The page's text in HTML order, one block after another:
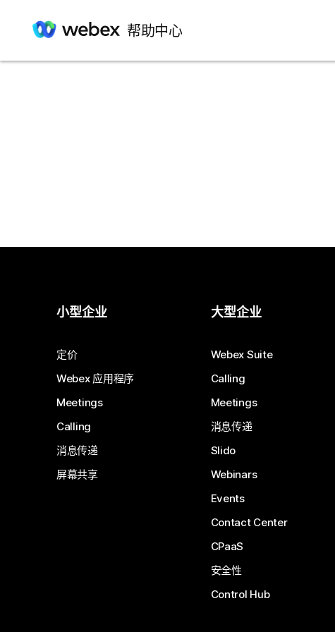
帮助中心
小型企业
定价
Webex 应用程序
Meetings
Calling
消息传递
屏幕共享
大型企业
Webex Suite
Calling
Meetings
消息传递
Slido
Webinars
Events
Contact Center
CPaaS
安全性
Control Hub